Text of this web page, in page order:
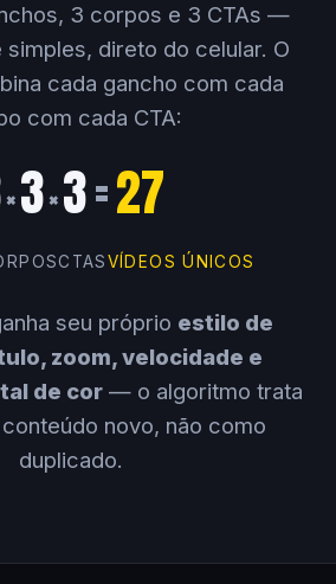
3 corpos e 3 CTAs —
direto do celular. O
cada gancho com cada
com cada CTA:
×3×3=27
CTASVÍDEOS ÚNICOS
seu próprio estilo de
zoom, velocidade e
de cor — o algoritmo trata
novo, não como
duplicado.